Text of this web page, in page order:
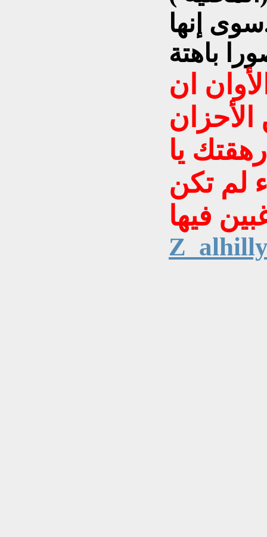
إنها
ان
الأحزان
يا
لم تكن